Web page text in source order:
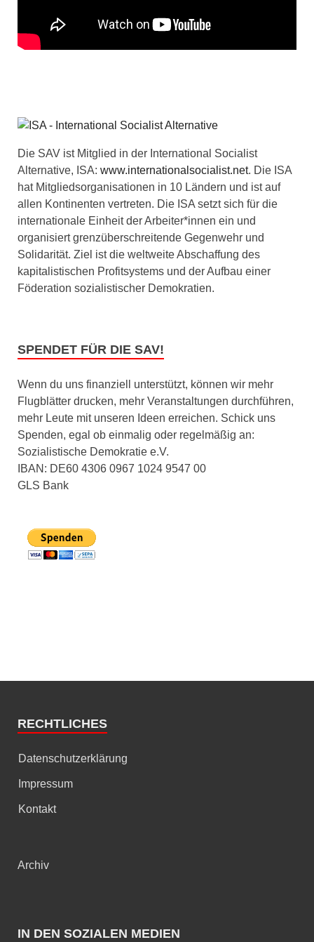
Die SAV ist Mitglied in der International Socialist
Alternative, ISA: www.internationalsocialist.net. Die ISA
hat Mitgliedsorganisationen in 10 Ländern und ist auf
allen Kontinenten vertreten. Die ISA setzt sich für die
internationale Einheit der Arbeiter*innen ein und
organisiert grenzüberschreitende Gegenwehr und
Solidarität. Ziel ist die weltweite Abschaffung des
kapitalistischen Profitsystems und der Aufbau einer
Föderation sozialistischer Demokratien.
SPENDET FÜR DIE SAV!
Wenn du uns finanziell unterstützt, können wir mehr
Flugblätter drucken, mehr Veranstaltungen durchführen,
mehr Leute mit unseren Ideen erreichen. Schick uns
Spenden, egal ob einmalig oder regelmäßig an:
Sozialistische Demokratie e.V.
IBAN: DE60 4306 0967 1024 9547 00
GLS Bank
RECHTLICHES
Datenschutzerklärung
Impressum
Kontakt
Archiv
IN DEN SOZIALEN MEDIEN